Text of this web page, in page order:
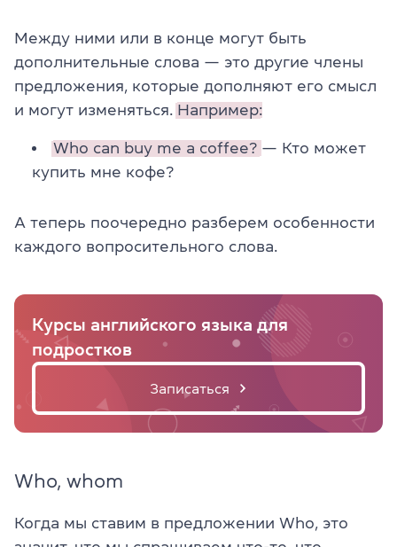
Между ними или в конце могут быть
дополнительные слова — это другие члены
предложения, которые дополняют его смысл
и могут изменяться. Например:
Who can buy me a coffee? — Кто может
купить мне кофе?
А теперь поочередно разберем особенности
каждого вопросительного слова.
Курсы английского языка для
подростков
Записаться
Who, whom
Когда мы ставим в предложении Who, это